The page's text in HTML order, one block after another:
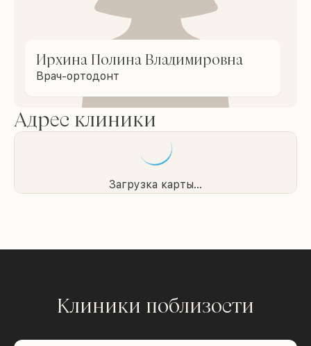
Ирхина Полина Владимировна
Врач-ортодонт
Адрес клиники
Загрузка карты...
Клиники поблизости